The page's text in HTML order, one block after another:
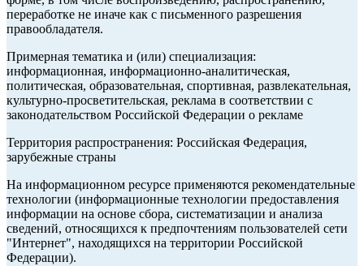
переработке не иначе как с письменного разрешения
правообладателя.
Примерная тематика и (или) специализация:
информационная, информационно-аналитическая,
политическая, образовательная, спортивная, развлекательная,
культурно-просветительская, реклама в соответствии с
законодательством Российской Федерации о рекламе
Территория распространения: Российская Федерация,
зарубежные страны
На информационном ресурсе применяются рекомендательные
технологии (информационные технологии предоставления
информации на основе сбора, систематизации и анализа
сведений, относящихся к предпочтениям пользователей сети
"Интернет", находящихся на территории Российской
Федерации).